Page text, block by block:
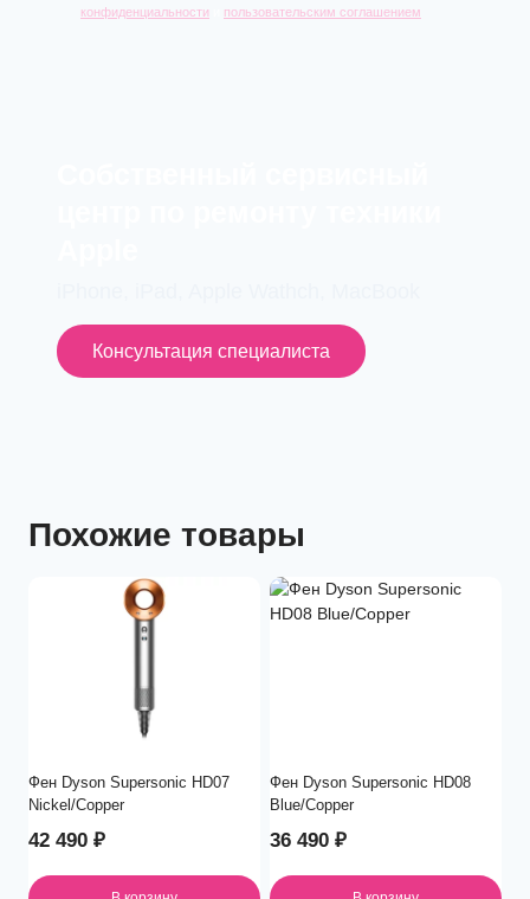
конфиденциальности
пользовательским соглашением
Консультация специалиста
Похожие товары
Фен Dyson Supersonic HD07
Nickel/Copper
42 490 ₽
Фен Dyson Supersonic HD08
Blue/Copper
36 490 ₽